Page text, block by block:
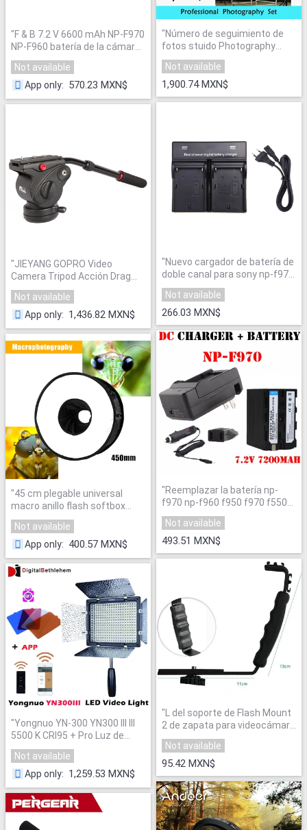
"F & B 7.2 V 6600 mAh NP-F970
NP-F960 batería de la cámara
para la luz de vídeo / Monitor
de campo"
Not available
App only: 570.23 MXN$
"JIEYANG GOPRO Video
Camera Tripod Acción Drag
Fluid Head Disparo Filmación
SLR JY0506 al por mayor envío
gratuito"
Not available
App only: 1,436.82 MXN$
"45 cm plegable universal
macro anillo flash softbox
reflector difusor para canon
nikon sony flash p0024851
Not available
App only: 400.57 MXN$
"Yongnuo YN-300 YN300 III lIl
5500 K CRI95 + Pro Luz de
Vídeo LED con Mando a
distancia, Soporte de
Alimentación de CA adaptador
Not available
App only: 1,259.53 MXN$
"Número de seguimiento de
fotos stuido Photography
Caja de luz Suave material +
lámpara de flash softbox
reflector holder hold para 4
lámparas"
Not available
1,900.74 MXN$
"Nuevo cargador de batería de
doble canal para sony np-f970
f750 f960 qm91d fm50
fm500h fm55h batería
Not available
266.03 MXN$
"Reemplazar la batería np-
f970 np-f960 f950 f970 f550
np f750 batería + cargador
para sony plm-100 ccd-trv35
mvc-fd91 para mc1500c 190
p"
Not available
493.51 MXN$
" L del soporte de Flash Mount
2 de zapata para videocámara
Mic micrófono cámara de luz
de vídeo"
Not available
95.42 MXN$